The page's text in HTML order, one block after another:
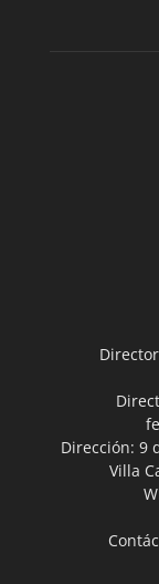
Dirección: 9
Villa